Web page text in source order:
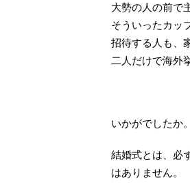
大勢の人の前で
そういったカッ
招待する人も、
二人だけで海外
いかがでしたか。
結婚式とは、必
はありません。